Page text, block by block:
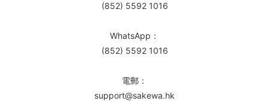
(852) 5592 1016
WhatsApp：
(852) 5592 1016
電郵：
support@sakewa.hk